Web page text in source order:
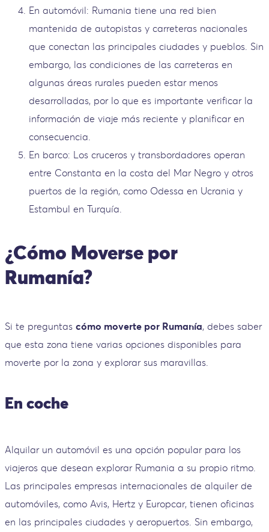
En automóvil: Rumania tiene una red bien
mantenida de autopistas y carreteras nacionales
que conectan las principales ciudades y pueblos. Sin
embargo, las condiciones de las carreteras en
algunas áreas rurales pueden estar menos
desarrolladas, por lo que es importante verificar la
información de viaje más reciente y planificar en
consecuencia.
En barco: Los cruceros y transbordadores operan
entre Constanta en la costa del Mar Negro y otros
puertos de la región, como Odessa en Ucrania y
Estambul en Turquía.
¿Cómo Moverse por
Rumanía?
Si te preguntas cómo moverte por Rumanía, debes saber
que esta zona tiene varias opciones disponibles para
moverte por la zona y explorar sus maravillas.
En coche
Alquilar un automóvil es una opción popular para los
viajeros que desean explorar Rumania a su propio ritmo.
Las principales empresas internacionales de alquiler de
automóviles, como Avis, Hertz y Europcar, tienen oficinas
en las principales ciudades y aeropuertos. Sin embargo,